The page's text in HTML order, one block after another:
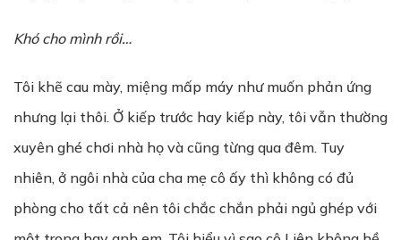
Khó cho mình rồi…
Tôi khẽ cau mày, miệng mấp máy như muốn phản ứng
nhưng lại thôi. Ở kiếp trước hay kiếp này, tôi vẫn thường
xuyên ghé chơi nhà họ và cũng từng qua đêm. Tuy
nhiên, ở ngôi nhà của cha mẹ cô ấy thì không có đủ
phòng cho tất cả nên tôi chắc chắn phải ngủ ghép với